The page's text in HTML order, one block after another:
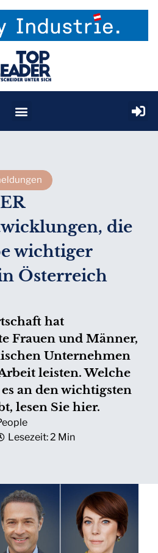
die
wichtiger
Österreich
hat
Frauen und Männer,
Unternehmen
leisten. Welche
an den wichtigsten
lesen Sie hier.
Lesezeit: 2 Min